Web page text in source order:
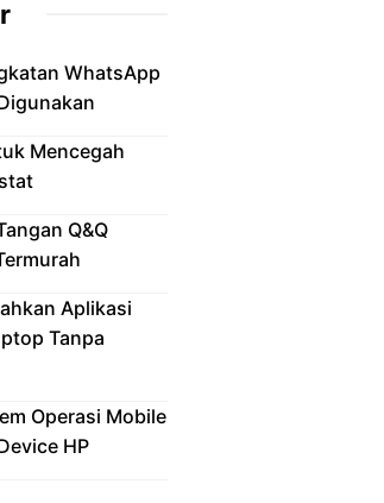
WhatsApp
Mencegah
Q&Q
Aplikasi
Tanpa
Operasi Mobile
HP